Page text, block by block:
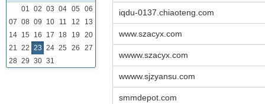
01 02 03 04 05
06
07 08 09 10 11 12
13
14
15 16 17 18 19
20
21 22 23 24 25 26
27
28 29 30 31
iqdu-0137.chiaoteng.com
www.szacyx.com
wwww.szacyx.com
wwww.sjzyansu.com
smmdepot.com